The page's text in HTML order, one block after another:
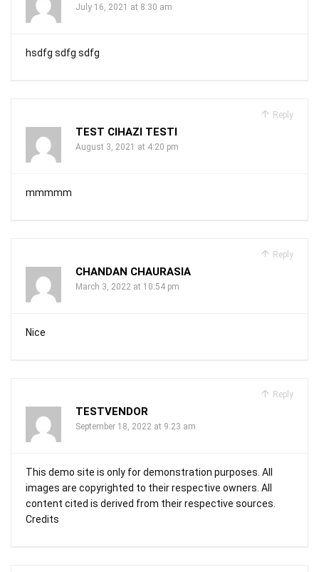
July 16, 2021 at 8:30 am
hsdfg sdfg sdfg
Reply
TEST CIHAZI TESTI
August 3, 2021 at 4:20 pm
mmmmm
Reply
CHANDAN CHAURASIA
March 3, 2022 at 10:54 pm
Nice
Reply
TESTVENDOR
September 18, 2022 at 9:23 am
This demo site is only for demonstration purposes. All
images are copyrighted to their respective owners. All
content cited is derived from their respective sources.
Credits